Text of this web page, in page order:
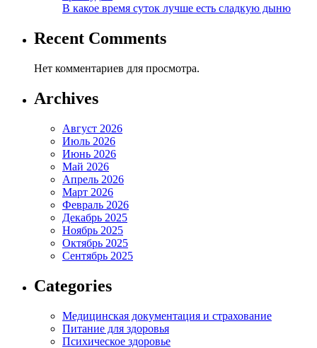
В какое время суток лучше есть сладкую дыню
Recent Comments
Нет комментариев для просмотра.
Archives
Август 2026
Июль 2026
Июнь 2026
Май 2026
Апрель 2026
Март 2026
Февраль 2026
Декабрь 2025
Ноябрь 2025
Октябрь 2025
Сентябрь 2025
Categories
Медицинская документация и страхование
Питание для здоровья
Психическое здоровье